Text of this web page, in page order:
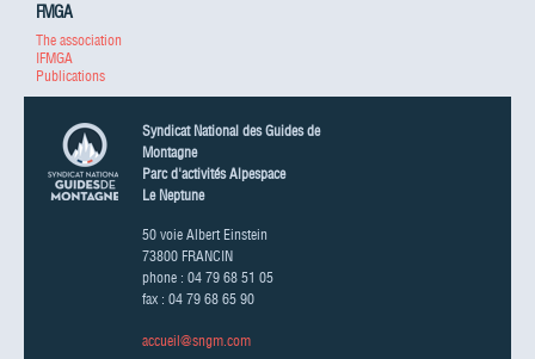
FMGA
The association
IFMGA
Publications
Syndicat National des Guides de
Montagne
Parc d'activités Alpespace
Le Neptune
50 voie Albert Einstein
73800 FRANCIN
phone : 04 79 68 51 05
fax : 04 79 68 65 90
accueil@sngm.com